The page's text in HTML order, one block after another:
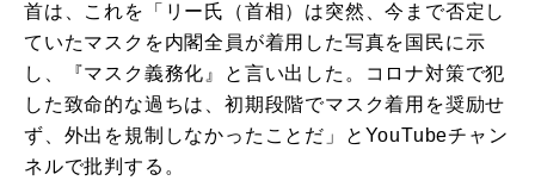
首は、これを「リー氏（首相）は突然、今まで否定し
ていたマスクを内閣全員が着用した写真を国民に示
し、『マスク義務化』と言い出した。コロナ対策で犯
した致命的な過ちは、初期段階でマスク着用を奨励せ
ず、外出を規制しなかったことだ」とYouTubeチャン
ネルで批判する。